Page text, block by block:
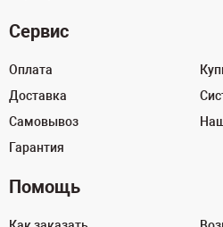
Сервис
Оплата
Доставка
Самовывоз
Гарантия
Помощь